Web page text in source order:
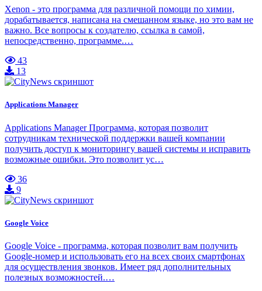
Xenon - это программа для различной помощи по химии,
дорабатывается, написана на смешанном языке, но это вам не
важно. Все вопросы к создателю, ссылка в самой,
непосредственно, программе.…
43
13
Applications Manager
Applications Manager Программа, которая позволит
сотрудникам технической поддержки вашей компании
получить доступ к мониторингу вашей системы и исправить
возможные ошибки. Это позволит ус…
36
9
Google Voice
Google Voice - программа, которая позволит вам получить
Google-номер и использовать его на всех своих смартфонах
для осуществления звонков. Имеет ряд дополнительных
полезных возможностей.…